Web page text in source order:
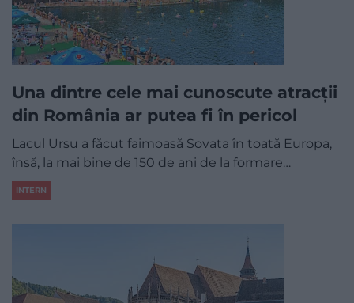
Una dintre cele mai cunoscute atracții
din România ar putea fi în pericol
Lacul Ursu a făcut faimoasă Sovata în toată Europa,
însă, la mai bine de 150 de ani de la formare…
INTERN